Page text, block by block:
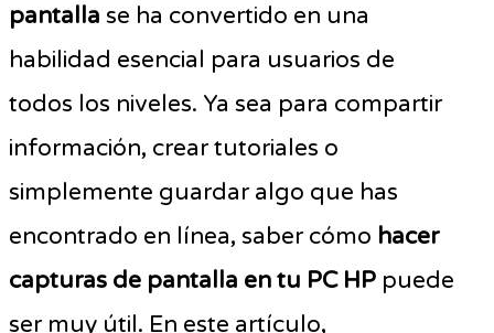
pantalla se ha convertido en una
habilidad esencial para usuarios de
todos los niveles. Ya sea para compartir
información, crear tutoriales o
simplemente guardar algo que has
encontrado en línea, saber cómo hacer
capturas de pantalla en tu PC HP puede
ser muy útil. En este artículo,